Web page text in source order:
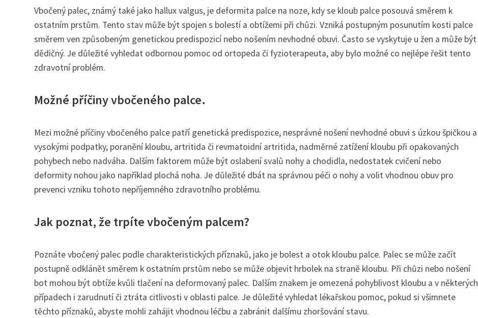
Vbočený palec, známý také jako hallux valgus, je deformita palce na noze, kdy se kloub palce posouvá směrem k
ostatním prstům. Tento stav může být spojen s bolestí a obtížemi při chůzi. Vzniká postupným posunutím kosti palce
směrem ven způsobeným genetickou predispozicí nebo nošením nevhodné obuvi. Často se vyskytuje u žen a může být
dědičný. Je důležité vyhledat odbornou pomoc od ortopeda či fyzioterapeuta, aby bylo možné co nejlépe řešit tento
zdravotní problém.
Možné příčiny vbočeného palce.
Mezi možné příčiny vbočeného palce patří genetická predispozice, nesprávné nošení nevhodné obuvi s úzkou špičkou a
vysokými podpatky, poranění kloubu, artritida či revmatoidní artritida, nadměrné zatížení kloubu při opakovaných
pohybech nebo nadváha. Dalším faktorem může být oslabení svalů nohy a chodidla, nedostatek cvičení nebo
deformity nohou jako například plochá noha. Je důležité dbát na správnou péči o nohy a volit vhodnou obuv pro
prevenci vzniku tohoto nepříjemného zdravotního problému.
Jak poznat, že trpíte vbočeným palcem?
Poznáte vbočený palec podle charakteristických příznaků, jako je bolest a otok kloubu palce. Palec se může začít
postupně odklánět směrem k ostatním prstům nebo se může objevit hrbolek na straně kloubu. Při chůzi nebo nošení
bot mohou být obtíže kvůli tlačení na deformovaný palec. Dalším znakem je omezená pohyblivost kloubu a v některých
případech i zarudnutí či ztráta citlivosti v oblasti palce. Je důležité vyhledat lékařskou pomoc, pokud si všimnete
těchto příznaků, abyste mohli zahájit vhodnou léčbu a zabránit dalšímu zhoršování stavu.